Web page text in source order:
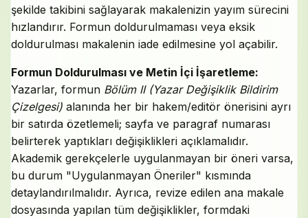
şekilde takibini sağlayarak makalenizin yayım sürecini
hızlandırır. Formun doldurulmaması veya eksik
doldurulması makalenin iade edilmesine yol açabilir.
Formun Doldurulması ve Metin İçi İşaretleme:
Yazarlar, formun Bölüm II (Yazar Değişiklik Bildirim
Çizelgesi) alanında her bir hakem/editör önerisini ayrı
bir satırda özetlemeli; sayfa ve paragraf numarası
belirterek yaptıkları değişiklikleri açıklamalıdır.
Akademik gerekçelerle uygulanmayan bir öneri varsa,
bu durum "Uygulanmayan Öneriler" kısmında
detaylandırılmalıdır. Ayrıca, revize edilen ana makale
dosyasında yapılan tüm değişiklikler, formdaki